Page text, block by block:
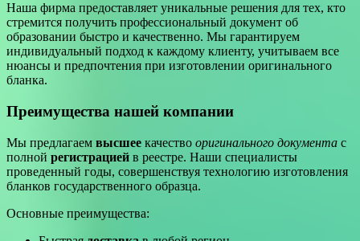
Наша фирма предоставляет уникальные решения для тех, кто
стремится получить профессиональный документ об
образовании быстро и качественно. Мы гарантируем
индивидуальный подход к каждому клиенту, учитываем все
нюансы и предпочтения при изготовлении оригинального
бланка.
Преимущества нашей компании
Мы предлагаем высшее качество оригинального документа с
полной регистрацией в реестре. Наши специалисты
проведенный годы, совершенствуя технологию изготовления
бланков государственного образца.
Основные преимущества: